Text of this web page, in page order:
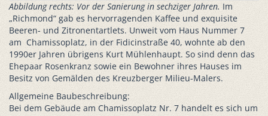
Abbildung rechts: Vor der Sanierung in sechziger Jahren. Im
„Richmond“ gab es hervorragenden Kaffee und exquisite
Beeren- und Zitronentartlets. Unweit vom Haus Nummer 7
am Chamissoplatz, in der Fidicinstraße 40, wohnte ab den
1990er Jahren übrigens Kurt Mühlenhaupt. So sind denn das
Ehepaar Rosenkranz sowie ein Bewohner ihres Hauses im
Besitz von Gemälden des Kreuzberger Milieu-Malers.
Allgemeine Baubeschreibung:
Bei dem Gebäude am Chamissoplatz Nr. 7 handelt es sich um